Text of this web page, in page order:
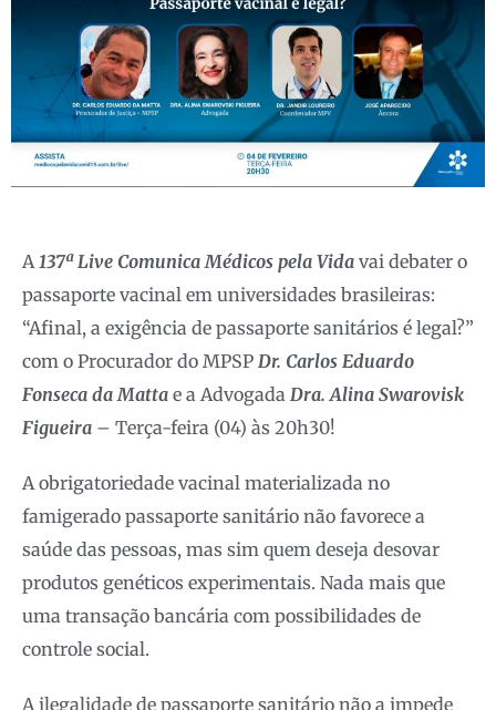
A 137ª Live Comunica Médicos pela Vida vai debater o
passaporte vacinal em universidades brasileiras:
“Afinal, a exigência de passaporte sanitários é legal?”
com o Procurador do MPSP Dr. Carlos Eduardo
Fonseca da Matta e a Advogada Dra. Alina Swarovisk
Figueira – Terça-feira (04) às 20h30!
A obrigatoriedade vacinal materializada no
famigerado passaporte sanitário não favorece a
saúde das pessoas, mas sim quem deseja desovar
produtos genéticos experimentais. Nada mais que
uma transação bancária com possibilidades de
controle social.
A ilegalidade de passaporte sanitário não a impede